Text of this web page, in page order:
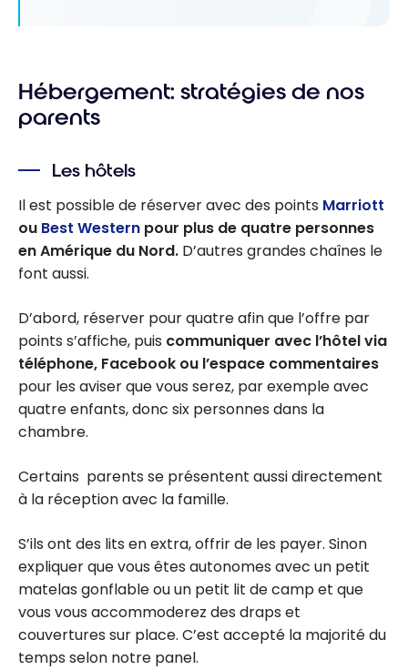
Hébergement: stratégies de nos
parents
Les hôtels
Il est possible de réserver avec des points Marriott
ou Best Western pour plus de quatre personnes
en Amérique du Nord. D’autres grandes chaînes le
font aussi.
D’abord, réserver pour quatre afin que l’offre par
points s’affiche, puis communiquer avec l’hôtel via
téléphone, Facebook ou l’espace commentaires
pour les aviser que vous serez, par exemple avec
quatre enfants, donc six personnes dans la
chambre.
Certains parents se présentent aussi directement
à la réception avec la famille.
S’ils ont des lits en extra, offrir de les payer. Sinon
expliquer que vous êtes autonomes avec un petit
matelas gonflable ou un petit lit de camp et que
vous vous accommoderez des draps et
couvertures sur place. C’est accepté la majorité du
temps selon notre panel.